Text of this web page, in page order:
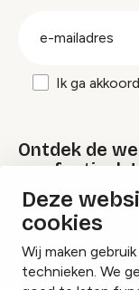
Deze
cookies
Wij maken
technieken. We
Ik ga
Ontdek de
van festivals!
Lees